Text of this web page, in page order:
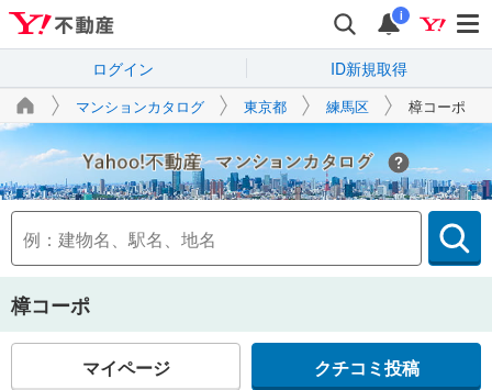
i
ログイン ID新規取得
マンションカタログ 東京都 練馬区 樟コーポ
Yahoo!不動産
樟コーポ
マイページ クチコミ投稿